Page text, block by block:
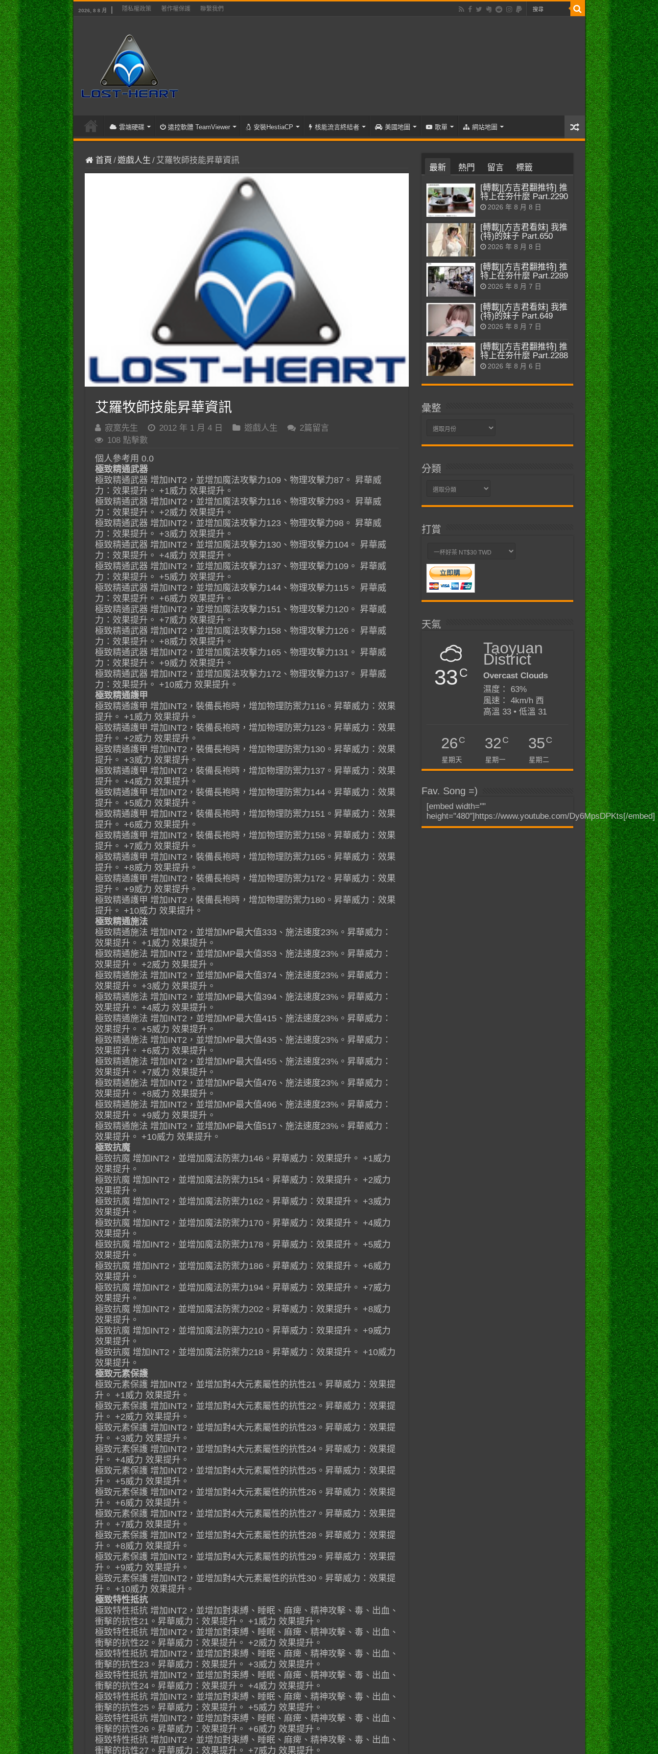
2026, 8 8 月 隱私權政策 著作權保護 聯繫我們
雲端硬碟 遠控軟體 TeamViewer 安裝HestiaCP 核能流言終結者 美國地圖 歌單 網站地圖
首頁 /遊戲人生 / 艾羅牧師技能昇華資訊
艾羅牧師技能昇華資訊
寂寞先生 2012 年 1 月 4 日 遊戲人生
2篇留言
108 點擊數
個人參考用 0.0
極致精通武器
極致精通武器 增加INT2，並增加魔法攻擊力109、物理攻擊力87。 昇華威
力：效果提升。 +1威力 效果提升。
極致精通武器 增加INT2，並增加魔法攻擊力116、物理攻擊力93。 昇華威
力：效果提升。 +2威力 效果提升。
極致精通武器 增加INT2，並增加魔法攻擊力123、物理攻擊力98。 昇華威
力：效果提升。 +3威力 效果提升。
極致精通武器 增加INT2，並增加魔法攻擊力130、物理攻擊力104。 昇華威
力：效果提升。 +4威力 效果提升。
極致精通武器 增加INT2，並增加魔法攻擊力137、物理攻擊力109。 昇華威
力：效果提升。 +5威力 效果提升。
極致精通武器 增加INT2，並增加魔法攻擊力144、物理攻擊力115。 昇華威
力：效果提升。 +6威力 效果提升。
極致精通武器 增加INT2，並增加魔法攻擊力151、物理攻擊力120。 昇華威
力：效果提升。 +7威力 效果提升。
極致精通武器 增加INT2，並增加魔法攻擊力158、物理攻擊力126。 昇華威
力：效果提升。 +8威力 效果提升。
極致精通武器 增加INT2，並增加魔法攻擊力165、物理攻擊力131。 昇華威
力：效果提升。 +9威力 效果提升。
極致精通武器 增加INT2，並增加魔法攻擊力172、物理攻擊力137。 昇華威
力：效果提升。 +10威力 效果提升。
極致精通護甲
極致精通護甲 增加INT2，裝備長袍時，增加物理防禦力116。昇華威力：效果
提升。 +1威力 效果提升。
極致精通護甲 增加INT2，裝備長袍時，增加物理防禦力123。昇華威力：效果
提升。 +2威力 效果提升。
極致精通護甲 增加INT2，裝備長袍時，增加物理防禦力130。昇華威力：效果
提升。 +3威力 效果提升。
極致精通護甲 增加INT2，裝備長袍時，增加物理防禦力137。昇華威力：效果
提升。 +4威力 效果提升。
極致精通護甲 增加INT2，裝備長袍時，增加物理防禦力144。昇華威力：效果
提升。 +5威力 效果提升。
極致精通護甲 增加INT2，裝備長袍時，增加物理防禦力151。昇華威力：效果
提升。 +6威力 效果提升。
極致精通護甲 增加INT2，裝備長袍時，增加物理防禦力158。昇華威力：效果
提升。 +7威力 效果提升。
極致精通護甲 增加INT2，裝備長袍時，增加物理防禦力165。昇華威力：效果
提升。 +8威力 效果提升。
極致精通護甲 增加INT2，裝備長袍時，增加物理防禦力172。昇華威力：效果
提升。 +9威力 效果提升。
極致精通護甲 增加INT2，裝備長袍時，增加物理防禦力180。昇華威力：效果
提升。 +10威力 效果提升。
極致精通施法
極致精通施法 增加INT2，並增加MP最大值333、施法速度23%。昇華威力：
效果提升。 +1威力 效果提升。
極致精通施法 增加INT2，並增加MP最大值353、施法速度23%。昇華威力：
效果提升。 +2威力 效果提升。
極致精通施法 增加INT2，並增加MP最大值374、施法速度23%。昇華威力：
效果提升。 +3威力 效果提升。
極致精通施法 增加INT2，並增加MP最大值394、施法速度23%。昇華威力：
效果提升。 +4威力 效果提升。
極致精通施法 增加INT2，並增加MP最大值415、施法速度23%。昇華威力：
效果提升。 +5威力 效果提升。
極致精通施法 增加INT2，並增加MP最大值435、施法速度23%。昇華威力：
效果提升。 +6威力 效果提升。
極致精通施法 增加INT2，並增加MP最大值455、施法速度23%。昇華威力：
效果提升。 +7威力 效果提升。
極致精通施法 增加INT2，並增加MP最大值476、施法速度23%。昇華威力：
效果提升。 +8威力 效果提升。
極致精通施法 增加INT2，並增加MP最大值496、施法速度23%。昇華威力：
效果提升。 +9威力 效果提升。
極致精通施法 增加INT2，並增加MP最大值517、施法速度23%。昇華威力：
效果提升。 +10威力 效果提升。
極致抗魔
極致抗魔 增加INT2，並增加魔法防禦力146。昇華威力：效果提升。 +1威力
效果提升。
極致抗魔 增加INT2，並增加魔法防禦力154。昇華威力：效果提升。 +2威力
效果提升。
極致抗魔 增加INT2，並增加魔法防禦力162。昇華威力：效果提升。 +3威力
效果提升。
極致抗魔 增加INT2，並增加魔法防禦力170。昇華威力：效果提升。 +4威力
效果提升。
極致抗魔 增加INT2，並增加魔法防禦力178。昇華威力：效果提升。 +5威力
效果提升。
極致抗魔 增加INT2，並增加魔法防禦力186。昇華威力：效果提升。 +6威力
效果提升。
極致抗魔 增加INT2，並增加魔法防禦力194。昇華威力：效果提升。 +7威力
效果提升。
極致抗魔 增加INT2，並增加魔法防禦力202。昇華威力：效果提升。 +8威力
效果提升。
極致抗魔 增加INT2，並增加魔法防禦力210。昇華威力：效果提升。 +9威力
效果提升。
極致抗魔 增加INT2，並增加魔法防禦力218。昇華威力：效果提升。 +10威力
效果提升。
極致元素保護
極致元素保護 增加INT2，並增加對4大元素屬性的抗性21。昇華威力：效果提
升。 +1威力 效果提升。
極致元素保護 增加INT2，並增加對4大元素屬性的抗性22。昇華威力：效果提
升。 +2威力 效果提升。
極致元素保護 增加INT2，並增加對4大元素屬性的抗性23。昇華威力：效果提
升。 +3威力 效果提升。
極致元素保護 增加INT2，並增加對4大元素屬性的抗性24。昇華威力：效果提
升。 +4威力 效果提升。
極致元素保護 增加INT2，並增加對4大元素屬性的抗性25。昇華威力：效果提
升。 +5威力 效果提升。
極致元素保護 增加INT2，並增加對4大元素屬性的抗性26。昇華威力：效果提
升。 +6威力 效果提升。
極致元素保護 增加INT2，並增加對4大元素屬性的抗性27。昇華威力：效果提
升。 +7威力 效果提升。
極致元素保護 增加INT2，並增加對4大元素屬性的抗性28。昇華威力：效果提
升。 +8威力 效果提升。
極致元素保護 增加INT2，並增加對4大元素屬性的抗性29。昇華威力：效果提
升。 +9威力 效果提升。
極致元素保護 增加INT2，並增加對4大元素屬性的抗性30。昇華威力：效果提
升。 +10威力 效果提升。
極致特性抵抗
極致特性抵抗 增加INT2，並增加對束縛、睡眠、麻痺、精神攻擊、毒、出血、
衝擊的抗性21。昇華威力：效果提升。 +1威力 效果提升。
極致特性抵抗 增加INT2，並增加對束縛、睡眠、麻痺、精神攻擊、毒、出血、
衝擊的抗性22。昇華威力：效果提升。 +2威力 效果提升。
極致特性抵抗 增加INT2，並增加對束縛、睡眠、麻痺、精神攻擊、毒、出血、
衝擊的抗性23。昇華威力：效果提升。 +3威力 效果提升。
極致特性抵抗 增加INT2，並增加對束縛、睡眠、麻痺、精神攻擊、毒、出血、
衝擊的抗性24。昇華威力：效果提升。 +4威力 效果提升。
極致特性抵抗 增加INT2，並增加對束縛、睡眠、麻痺、精神攻擊、毒、出血、
衝擊的抗性25。昇華威力：效果提升。 +5威力 效果提升。
極致特性抵抗 增加INT2，並增加對束縛、睡眠、麻痺、精神攻擊、毒、出血、
衝擊的抗性26。昇華威力：效果提升。 +6威力 效果提升。
極致特性抵抗 增加INT2，並增加對束縛、睡眠、麻痺、精神攻擊、毒、出血、
衝擊的抗性27。昇華威力：效果提升。 +7威力 效果提升。
最新 熱門 留言 標籤
[轉載][方吉君翻推特] 推
特上在夯什麼 Part.2290
2026 年 8 月 8 日
[轉載][方吉君看妹] 我推
(特)的妹子 Part.650
2026 年 8 月 8 日
[轉載][方吉君翻推特] 推
特上在夯什麼 Part.2289
2026 年 8 月 7 日
[轉載][方吉君看妹] 我推
(特)的妹子 Part.649
2026 年 8 月 7 日
[轉載][方吉君翻推特] 推
特上在夯什麼 Part.2288
2026 年 8 月 6 日
彙整
彙
分類
分
打賞
天氣
33C
Taoyuan
District
Overcast Clouds
濕度： 63%
風速： 4km/h 西
高溫 33 • 低溫 31
26C
星期天
32C
星期一
35C
星期二
Fav. Song =)
[embed width=""
height="480"]https://www.youtube.com/Dy6MpsDPKts[/embed]